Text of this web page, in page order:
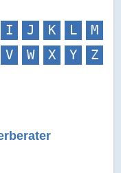
I J K L
M
V W X Y Z